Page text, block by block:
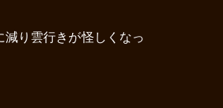
り雲行きが怪しくなっ